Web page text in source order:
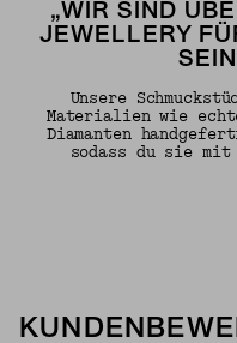
„WIR SIND
JEWELLERY
Unsere
Materialien wie
Diamanten
sodass du sie